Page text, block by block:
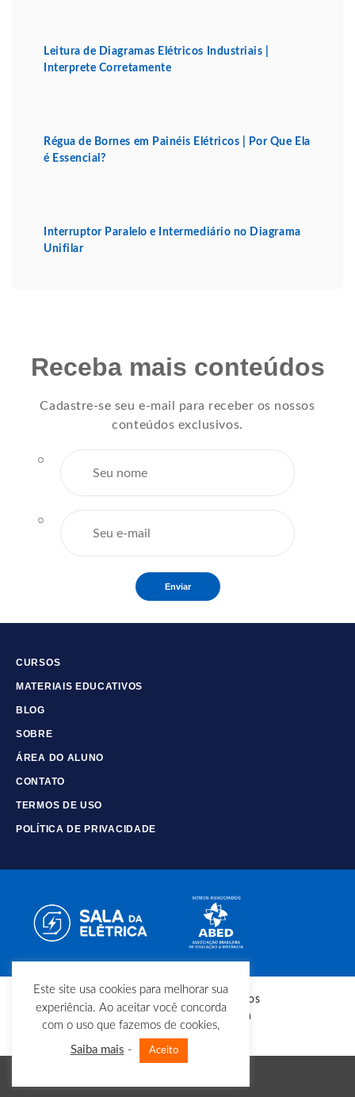
Leitura de Diagramas Elétricos Industriais |
Interprete Corretamente
Régua de Bornes em Painéis Elétricos | Por Que Ela
é Essencial?
Interruptor Paralelo e Intermediário no Diagrama
Unifilar
Receba mais conteúdos
Cadastre-se seu e-mail para receber os nossos
conteúdos exclusivos.
Enviar
CURSOS
MATERIAIS EDUCATIVOS
BLOG
SOBRE
ÁREA DO ALUNO
CONTATO
TERMOS DE USO
POLÍTICA DE PRIVACIDADE
© Copyright - Todos os direitos
reservados - Sala da Elétrica
Este site usa cookies para melhorar sua
experiência. Ao aceitar você concorda
com o uso que fazemos de cookies,
Saiba mais - Aceito